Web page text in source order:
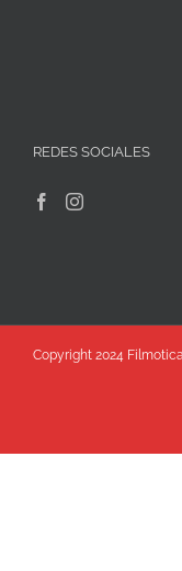
REDES SOCIALES
Copyright 2024